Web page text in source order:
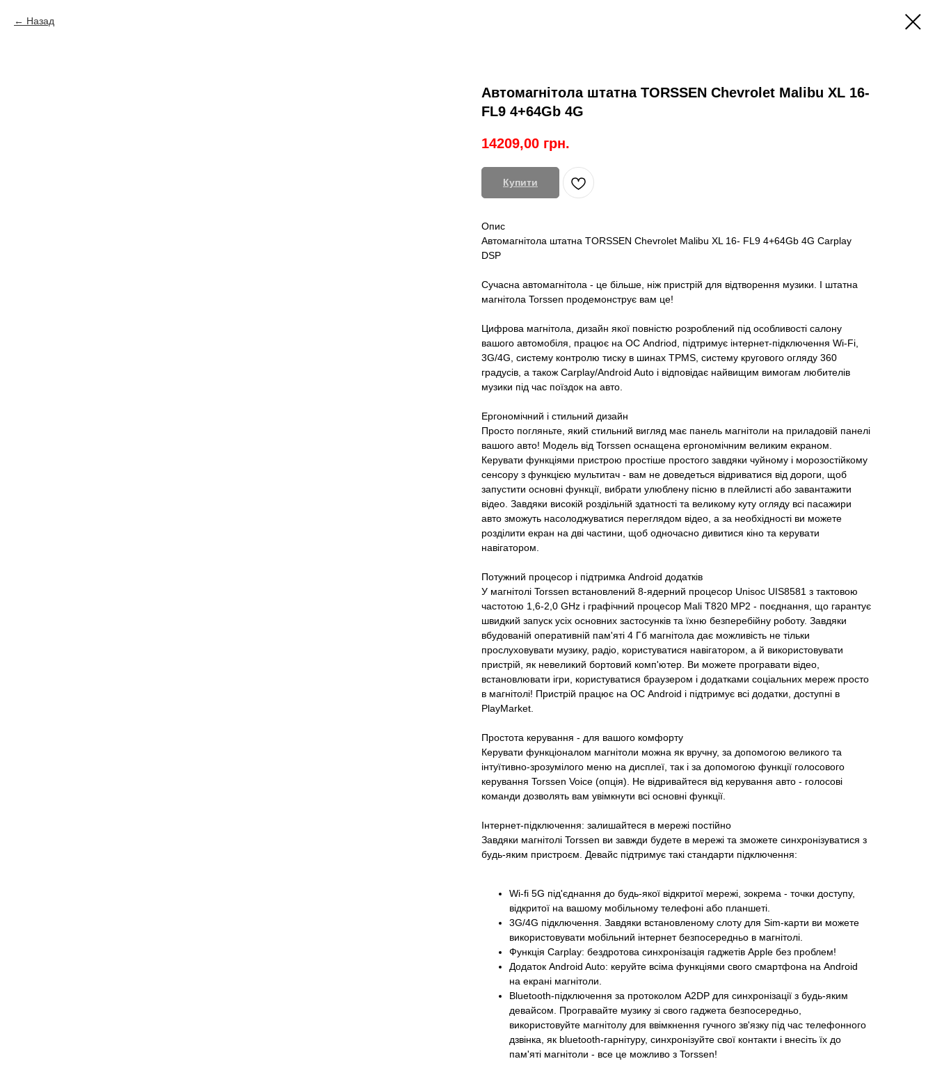
Назад
Автомагнітола штатна TORSSEN Chevrolet Malibu XL 16-
FL9 4+64Gb 4G
14209,00 грн.
Купити
Опис
Автомагнітола штатна TORSSEN Chevrolet Malibu XL 16- FL9 4+64Gb 4G Carplay
DSP
Сучасна автомагнітола - це більше, ніж пристрій для відтворення музики. І штатна
магнітола Torssen продемонструє вам це!
Цифрова магнітола, дизайн якої повністю розроблений під особливості салону
вашого автомобіля, працює на ОС Andriod, підтримує інтернет-підключення Wi-Fi,
3G/4G, систему контролю тиску в шинах TPMS, систему кругового огляду 360
градусів, а також Carplay/Android Auto і відповідає найвищим вимогам любителів
музики під час поїздок на авто.
Ергономічний і стильний дизайн
Просто погляньте, який стильний вигляд має панель магнітоли на приладовій панелі
вашого авто! Модель від Torssen оснащена ергономічним великим екраном.
Керувати функціями пристрою простіше простого завдяки чуйному і морозостійкому
сенсору з функцією мультитач - вам не доведеться відриватися від дороги, щоб
запустити основні функції, вибрати улюблену пісню в плейлисті або завантажити
відео. Завдяки високій роздільній здатності та великому куту огляду всі пасажири
авто зможуть насолоджуватися переглядом відео, а за необхідності ви можете
розділити екран на дві частини, щоб одночасно дивитися кіно та керувати
навігатором.
Потужний процесор і підтримка Android додатків
У магнітолі Torssen встановлений 8-ядерний процесор Unisoc UIS8581 з тактовою
частотою 1,6-2,0 GHz і графічний процесор Mali T820 MP2 - поєднання, що гарантує
швидкий запуск усіх основних застосунків та їхню безперебійну роботу. Завдяки
вбудованій оперативній пам'яті 4 Гб магнітола дає можливість не тільки
прослуховувати музику, радіо, користуватися навігатором, а й використовувати
пристрій, як невеликий бортовий комп'ютер. Ви можете програвати відео,
встановлювати ігри, користуватися браузером і додатками соціальних мереж просто
в магнітолі! Пристрій працює на ОС Android і підтримує всі додатки, доступні в
PlayMarket.
Простота керування - для вашого комфорту
Керувати функціоналом магнітоли можна як вручну, за допомогою великого та
інтуїтивно-зрозумілого меню на дисплеї, так і за допомогою функції голосового
керування Torssen Voice (опція). Не відривайтеся від керування авто - голосові
команди дозволять вам увімкнути всі основні функції.
Інтернет-підключення: залишайтеся в мережі постійно
Завдяки магнітолі Torssen ви завжди будете в мережі та зможете синхронізуватися з
будь-яким пристроєм. Девайс підтримує такі стандарти підключення:
Wi-fi 5G під'єднання до будь-якої відкритої мережі, зокрема - точки доступу,
відкритої на вашому мобільному телефоні або планшеті.
3G/4G підключення. Завдяки встановленому слоту для Sim-карти ви можете
використовувати мобільний інтернет безпосередньо в магнітолі.
Функція Carplay: бездротова синхронізація гаджетів Apple без проблем!
Додаток Android Auto: керуйте всіма функціями свого смартфона на Android
на екрані магнітоли.
Bluetooth-підключення за протоколом A2DP для синхронізації з будь-яким
девайсом. Програвайте музику зі свого гаджета безпосередньо,
використовуйте магнітолу для ввімкнення гучного зв'язку під час телефонного
дзвінка, як bluetooth-гарнітуру, синхронізуйте свої контакти і внесіть їх до
пам'яті магнітоли - все це можливо з Torssen!